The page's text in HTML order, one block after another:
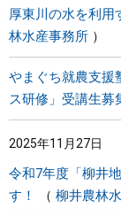
厚東川の水を利用
林水産事務所
やまぐち就農支援
ス研修」受講生募
2025年11月27日
令和7年度「柳井
す！
柳井農林